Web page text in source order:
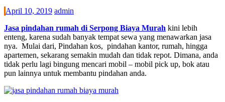
April 10, 2019 admin
Jasa pindahan rumah di Serpong Biaya Murah kini lebih
enteng, karena sudah banyak tempat sewa yang menawarkan jasa
nya. Mulai dari, Pindahan kos, pindahan kantor, rumah, hingga
apartemen, sekarang semakin mudah dan tidak repot. Dimana, anda
tidak perlu lagi bingung mencari mobil – mobil pick up, bok atau
pun lainnya untuk membantu pindahan anda.